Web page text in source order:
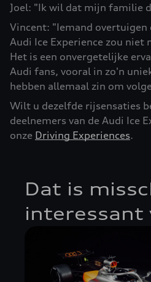
Joel: "Ik wil dat mijn familie
Vincent: "Iemand overtuigen
Audi Ice Experience zou
Het is een onvergetelijke
Audi fans, vooral in zo'n
hebben allemaal zin om
Wilt u dezelfde rijsensaties
deelnemers van de Audi Ice
onze Driving Experiences.
Dat is
interessant